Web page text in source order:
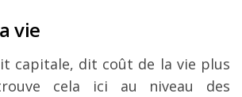
vie
capitale, dit coût de la vie plus
cela ici au niveau des